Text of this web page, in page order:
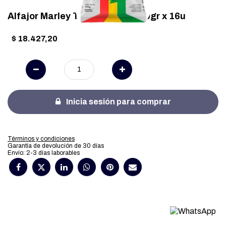
Alfajor Marley Triple Blanco 100gr x 16u
$ 18.427,20
Inicia sesión para comprar
Términos y condiciones
Garantía de devolución de 30 días
Envío: 2-3 días laborables